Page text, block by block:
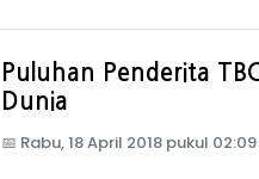
Puluhan Penderita
Dunia
📅 Rabu, 18 April 2018 pukul 02:09